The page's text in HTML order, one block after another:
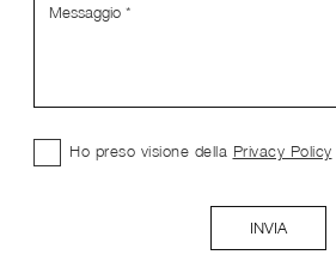
Ho preso visione della Privacy Policy
INVIA